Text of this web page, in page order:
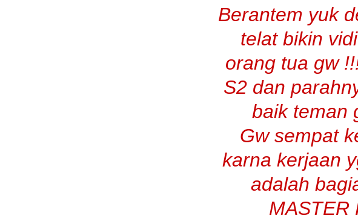
Berantem yuk
telat bikin
orang tua gw
S2 dan
baik teman
Gw sempat
karna kerjaan
adalah
MASTER